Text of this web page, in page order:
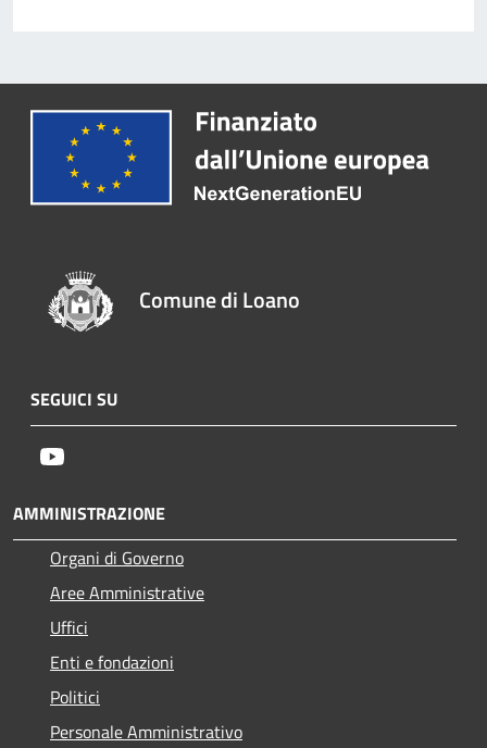
Comune di Loano
SEGUICI SU
AMMINISTRAZIONE
Organi di Governo
Aree Amministrative
Uffici
Enti e fondazioni
Politici
Personale Amministrativo